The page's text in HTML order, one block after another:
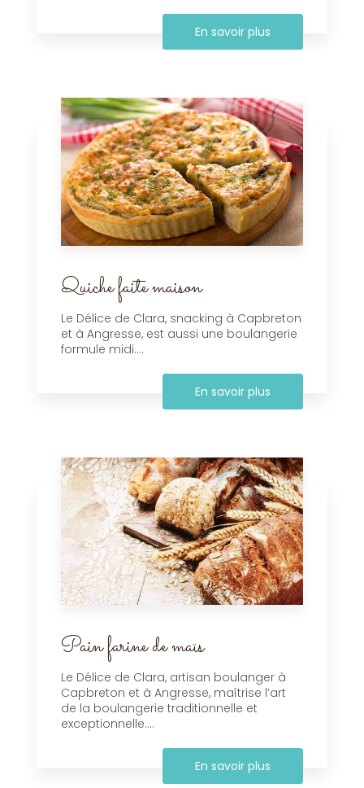
En savoir plus
Quiche faite maison
Le Délice de Clara, snacking à Capbreton
et à Angresse, est aussi une boulangerie
formule midi....
En savoir plus
Pain farine de maïs
Le Délice de Clara, artisan boulanger à
Capbreton et à Angresse, maîtrise l’art
de la boulangerie traditionnelle et
exceptionnelle....
En savoir plus